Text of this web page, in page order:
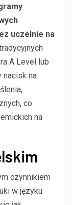
uczelnie na
A Level lub
nacisk na
co
na
czynnikiem
w języku